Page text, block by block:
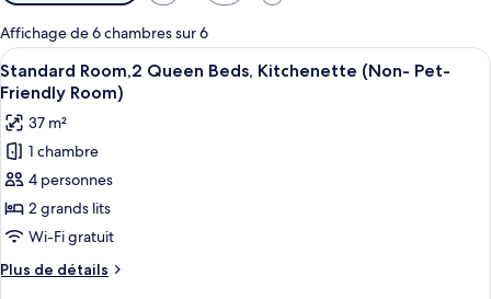
pour
les
chambres
Affichage de 6 chambres sur 6
Afficher
toutes
les
photos
pour
ce
type
de
chambre :
Standard
Une chambre d’hôtel avec deux lits,
7
Standard Room,2 Queen Beds, Kitchenette (Non- Pet-
Friendly Room)
37 m²
1 chambre
4 personnes
2 grands lits
Wi-Fi gratuit
Plus de détails
Plus